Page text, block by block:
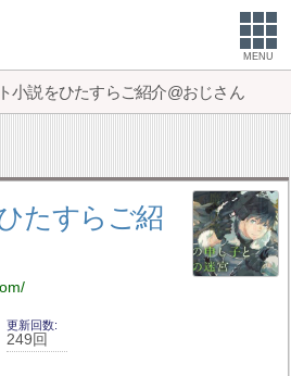
MENU
小説をひたすらご紹介@おじさん
たすらご紹
更新回数
249回